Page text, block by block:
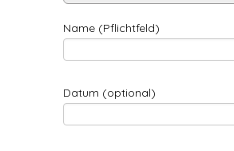
Name (Pflichtfeld)
Datum (optional)